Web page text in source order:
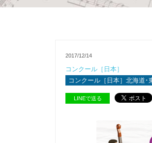
2017/12/14
コンクール［日本］
コンクール［日本］北海道･
LINEで送る